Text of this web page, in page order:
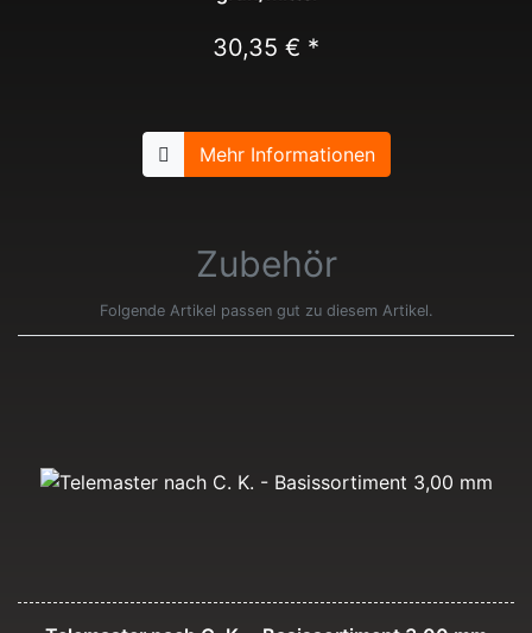
30,35 € *
Mehr Informationen
Zubehör
Folgende Artikel passen gut zu diesem Artikel.